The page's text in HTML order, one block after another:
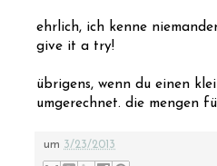
ehrlich, ich kenne
give it a try!
übrigens, wenn du einen
umgerechnet. die mengen
um 3/23/2013